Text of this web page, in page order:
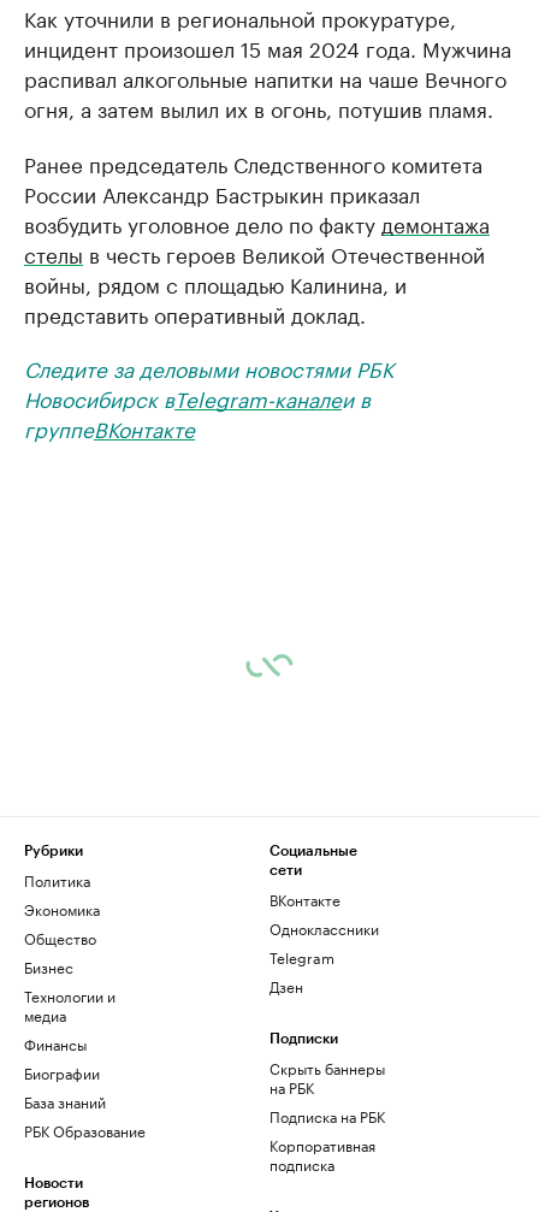
Как уточнили в региональной прокуратуре,
инцидент произошел 15 мая 2024 года. Мужчина
распивал алкогольные напитки на чаше Вечного
огня, а затем вылил их в огонь, потушив пламя.
Ранее председатель Следственного комитета
России Александр Бастрыкин приказал
возбудить уголовное дело по факту демонтажа
стелы в честь героев Великой Отечественной
войны, рядом с площадью Калинина, и
представить оперативный доклад.
Следите за деловыми новостями РБК
Новосибирск вTelegram-каналеи в
группеВКонтакте
Рубрики
Политика
Экономика
Общество
Бизнес
Технологии и
медиа
Финансы
Биографии
База знаний
РБК Образование
Новости
регионов
Социальные
сети
ВКонтакте
Одноклассники
Telegram
Дзен
Подписки
Скрыть баннеры
на РБК
Подписка на РБК
Корпоративная
подписка